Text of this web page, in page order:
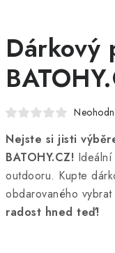
Dárkový
Nejste si jisti
BATOHY.CZ!
outdooru. Kupte
obdarovaného
radost hned teď!